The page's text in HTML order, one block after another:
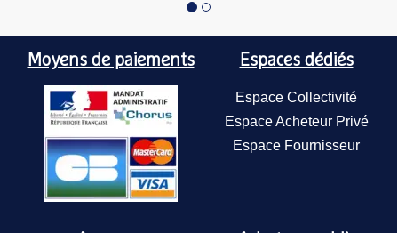
Moyens de paiements Espaces dédiés
Espace Collectivité
Espace Acheteur Privé
Espace Fournisseur